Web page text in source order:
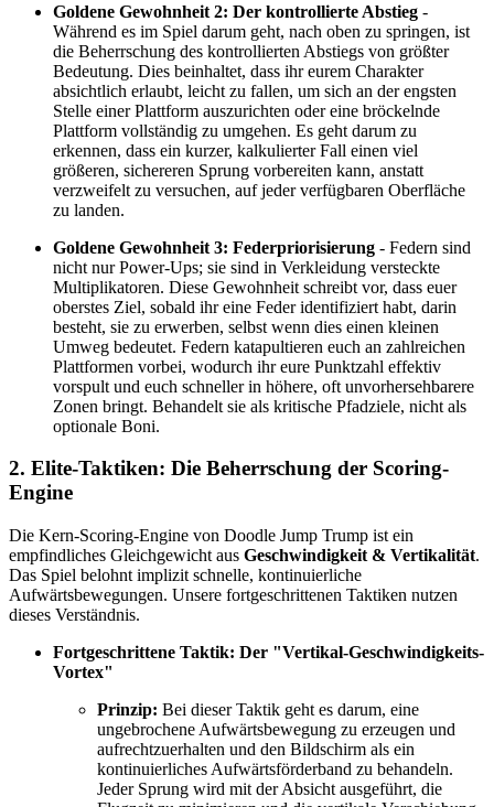
Goldene Gewohnheit 2: Der kontrollierte Abstieg -
Während es im Spiel darum geht, nach oben zu springen, ist
die Beherrschung des kontrollierten Abstiegs von größter
Bedeutung. Dies beinhaltet, dass ihr eurem Charakter
absichtlich erlaubt, leicht zu fallen, um sich an der engsten
Stelle einer Plattform auszurichten oder eine bröckelnde
Plattform vollständig zu umgehen. Es geht darum zu
erkennen, dass ein kurzer, kalkulierter Fall einen viel
größeren, sichereren Sprung vorbereiten kann, anstatt
verzweifelt zu versuchen, auf jeder verfügbaren Oberfläche
zu landen.
Goldene Gewohnheit 3: Federpriorisierung - Federn sind
nicht nur Power-Ups; sie sind in Verkleidung versteckte
Multiplikatoren. Diese Gewohnheit schreibt vor, dass euer
oberstes Ziel, sobald ihr eine Feder identifiziert habt, darin
besteht, sie zu erwerben, selbst wenn dies einen kleinen
Umweg bedeutet. Federn katapultieren euch an zahlreichen
Plattformen vorbei, wodurch ihr eure Punktzahl effektiv
vorspult und euch schneller in höhere, oft unvorhersehbarere
Zonen bringt. Behandelt sie als kritische Pfadziele, nicht als
optionale Boni.
2. Elite-Taktiken: Die Beherrschung der Scoring-
Engine
Die Kern-Scoring-Engine von Doodle Jump Trump ist ein
empfindliches Gleichgewicht aus Geschwindigkeit & Vertikalität.
Das Spiel belohnt implizit schnelle, kontinuierliche
Aufwärtsbewegungen. Unsere fortgeschrittenen Taktiken nutzen
dieses Verständnis.
Fortgeschrittene Taktik: Der "Vertikal-Geschwindigkeits-
Vortex"
Prinzip: Bei dieser Taktik geht es darum, eine
ungebrochene Aufwärtsbewegung zu erzeugen und
aufrechtzuerhalten und den Bildschirm als ein
kontinuierliches Aufwärtsförderband zu behandeln.
Jeder Sprung wird mit der Absicht ausgeführt, die